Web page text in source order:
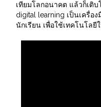
เทียมโลกอนาคต แล้วก็เติ
digital learning เป็นเครื่อ
นักเรียน เพื่อใช้เทคโนโล